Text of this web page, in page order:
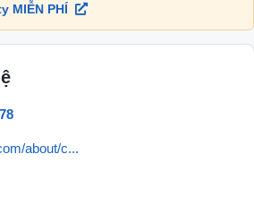
MIỄN PHÍ
about/c...